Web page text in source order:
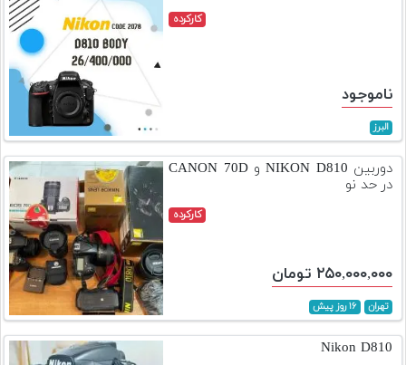
کارکرده
ناموجود
البرز
دوربین NIKON D810 و CANON 70D
در حد نو
کارکرده
۲۵۰,۰۰۰,۰۰۰ تومان
تهران ۱۶ روز پیش
Nikon D810